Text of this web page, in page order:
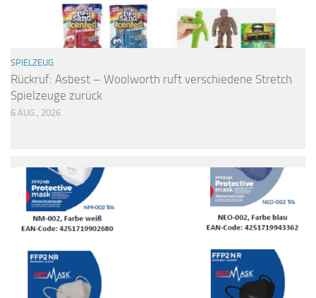
SPIELZEUG
Rückruf: Asbest – Woolworth ruft verschiedene Stretch
Spielzeuge zurück
6 AUG., 2026